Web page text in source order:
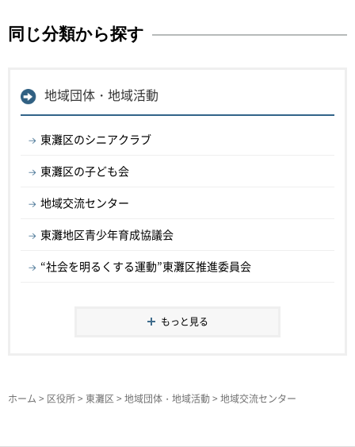
同じ分類から探す
地域団体・地域活動
東灘区のシニアクラブ
東灘区の子ども会
地域交流センター
東灘地区青少年育成協議会
“社会を明るくする運動”東灘区推進委員会
もっと見る
ホーム > 区役所> 東灘区 > 地域団体・地域活動> 地域交流センター